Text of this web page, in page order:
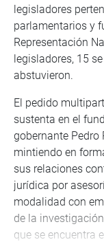
legisladores
parlamentarios y
Representación
legisladores, 15
abstuvieron.
El pedido
sustenta en el
gobernante
mintiendo en
sus relaciones
jurídica por
modalidad con
de la
que se encuentra